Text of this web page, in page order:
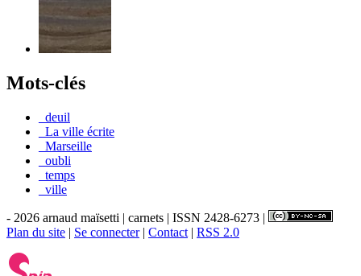
Mots-clés
_deuil
_La ville écrite
_Marseille
_oubli
_temps
_ville
- 2026 arnaud maïsetti | carnets | ISSN 2428-6273 |
Plan du site | Se connecter| Contact | RSS 2.0